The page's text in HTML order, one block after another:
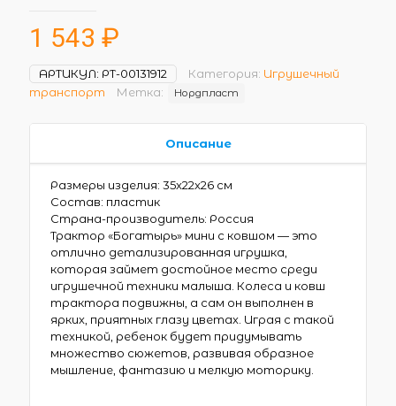
1 543 ₽
АРТИКУЛ: РТ-00131912 Категория: Игрушечный
транспорт
Метка: Нордпласт
Описание
Размеры изделия: 35x22x26 см
Состав: пластик
Страна-производитель: Россия
Трактор «Богатырь» мини с ковшом — это
отлично детализированная игрушка,
которая займет достойное место среди
игрушечной техники малыша. Колеса и ковш
трактора подвижны, а сам он выполнен в
ярких, приятных глазу цветах. Играя с такой
техникой, ребенок будет придумывать
множество сюжетов, развивая образное
мышление, фантазию и мелкую моторику.